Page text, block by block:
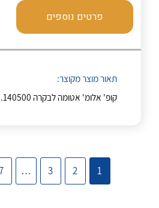
Ateka Ltd.
צור קשר
לכל מוצרי היצרן
פרטים נוספים
תאור מוצר מקוצר:
קופ' אלומ' אטומה לבקרה ROSE 13.140500
1
2
3
…